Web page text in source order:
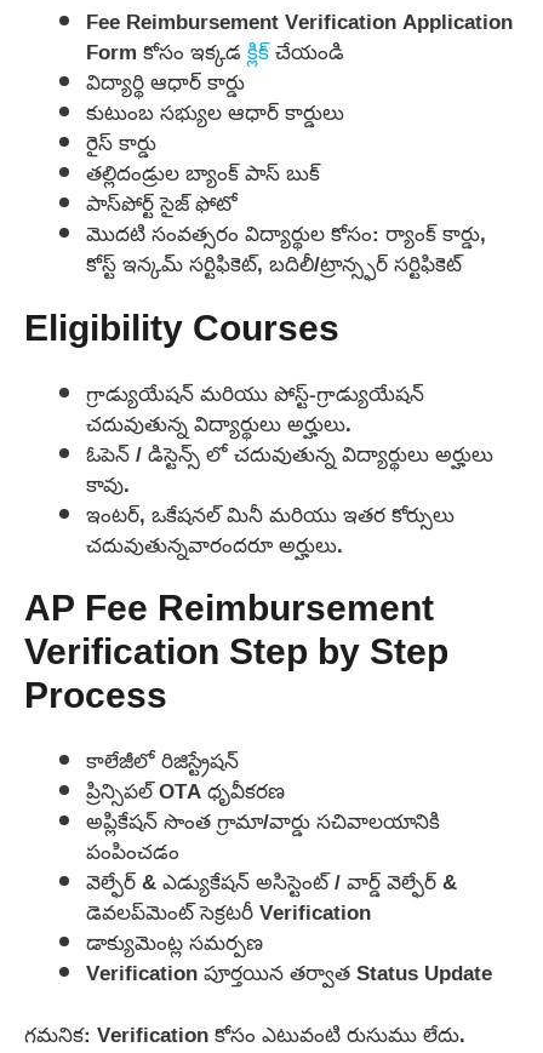
Fee Reimbursement Verification Application
Form కోసం ఇక్కడక్లిక్చేయండి
విద్యార్థి ఆధార్ కార్డు
కుటుంబ సభ్యుల ఆధార్ కార్డులు
రైస్ కార్డు
తల్లిదండ్రుల బ్యాంక్ పాస్ బుక్
పాస్‌పోర్ట్ సైజ్ ఫోటో
మొదటి సంవత్సరం విద్యార్థుల కోసం: ర్యాంక్ కార్డు,
కోస్ట్ ఇన్కమ్ సర్టిఫికెట్, బదిలీ/ట్రాన్స్ఫర్ సర్టిఫికెట్
Eligibility Courses
గ్రాడ్యుయేషన్ మరియు పోస్ట్-గ్రాడ్యుయేషన్
చదువుతున్న విద్యార్థులు అర్హులు.
ఓపెన్ / డిస్టెన్స్ లో చదువుతున్న విద్యార్థులు అర్హులు
కావు.
ఇంటర్, ఒకేషనల్ మినీ మరియు ఇతర కోర్సులు
చదువుతున్నవారందరూ అర్హులు.
AP Fee Reimbursement
Verification Step by Step
Process
కాలేజీలో రిజిస్ట్రేషన్
ప్రిన్సిపల్ OTA ధృవీకరణ
అప్లికేషన్ సొంత గ్రామా/వార్డు సచివాలయానికి
పంపించడం
వెల్ఫేర్ & ఎడ్యుకేషన్ అసిస్టెంట్ / వార్డ్ వెల్ఫేర్ &
డెవలప్‌మెంట్ సెక్రటరీ Verification
డాక్యుమెంట్ల సమర్పణ
Verification పూర్తయిన తర్వాత Status Update
గమనిక: Verification కోసం ఎటువంటి రుసుము లేదు.